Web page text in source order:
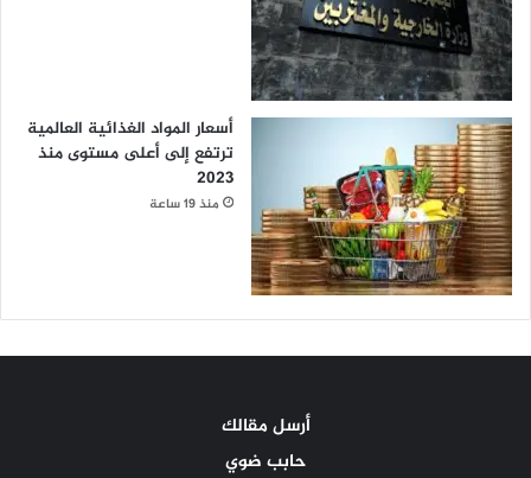
أسعار المواد الغذائية العالمية
ترتفع إلى أعلى مستوى منذ
2023
منذ 19 ساعة
أرسل مقالك
حابب ضوي